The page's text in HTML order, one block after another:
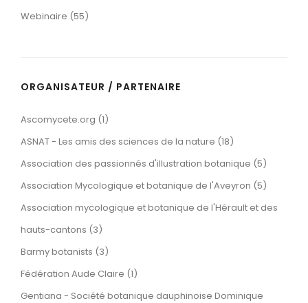
Webinaire (55)
ORGANISATEUR / PARTENAIRE
Ascomycete.org (1)
ASNAT - Les amis des sciences de la nature (18)
Association des passionnés d'illustration botanique (5)
Association Mycologique et botanique de l'Aveyron (5)
Association mycologique et botanique de l'Hérault et des
hauts-cantons (3)
Barmy botanists (3)
Fédération Aude Claire (1)
Gentiana - Société botanique dauphinoise Dominique